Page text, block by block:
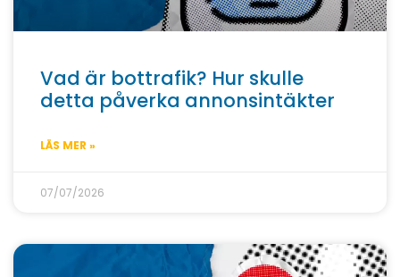
Vad är bottrafik? Hur skulle
detta påverka annonsintäkter
LÄS MER »
07/07/2026